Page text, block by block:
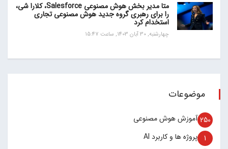
متا مدیر بخش هوش مصنوعی Salesforce، کلارا شی،
را برای رهبری گروه جدید هوش مصنوعی تجاری
استخدام کرد
چهارشنبه, 30 آبان 1403, ساعت 15:47
موضوعات
آموزش هوش مصنوعی 250
پروژه ها و کاربرد AI 1